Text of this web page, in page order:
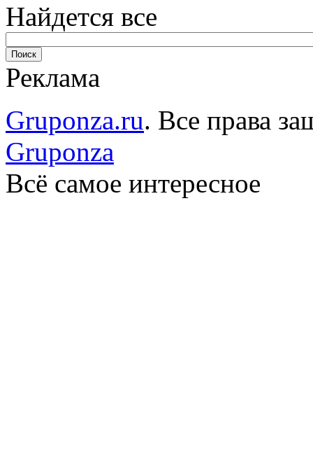
Найдется все
Реклама
Gruponza.ru. Все права
Gruponza
Всё самое интересное